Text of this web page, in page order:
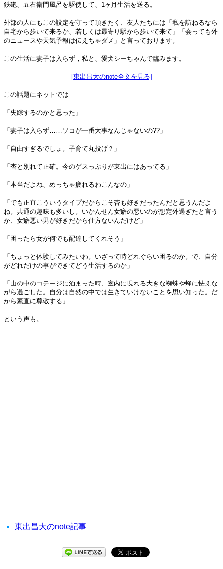
鉄砲、五右衛門風呂を駆使して、1ヶ月生活を送る。
外部の人にもこの設定を守って頂きたく、友人たちには「私を訪ねるなら
自宅から歩いて来るか、若しくは最寄り駅から歩いて来て」「会っても外
のニュースや天気予報は伝えちゃダメ」と言っております。
この生活に妻子は入らず，私と、愛犬シーちゃんで臨みます。
[東出昌大のnote全文を見る]
この話題にネットでは
「失踪するのかと思った」
「妻子は入らず……ソコが一番大事なんじゃないの??」
「自由すぎるでしょ。子育て丸投げ？」
「杏と別れて正確。今のゲスっぷりが東出にはあってる」
「本当だよね、めっちゃ疲れるわこんなの」
「でも正直こういうタイプだからこそ杏も好きだったんだと思うんだよ
ね。共通の趣味も多いし。いかんせん女癖の悪いのが想定外過ぎたと言う
か、女癖悪い男が好きだから仕方ないんだけど」
「困ったら女が何でも配達してくれそう」
「ちょっと体験してみたいわ。いざって時どれぐらい困るのか。で、自分
がどれだけの事ができてどう生活するのか」
「山の中のコテージに泊まった時、室内に現れる大きな蜘蛛や蜂に怯えな
がら過ごした。自分は自然の中では生きていけないことを思い知った。だ
から素直に尊敬する」
という声も。
東出昌大のnote記事